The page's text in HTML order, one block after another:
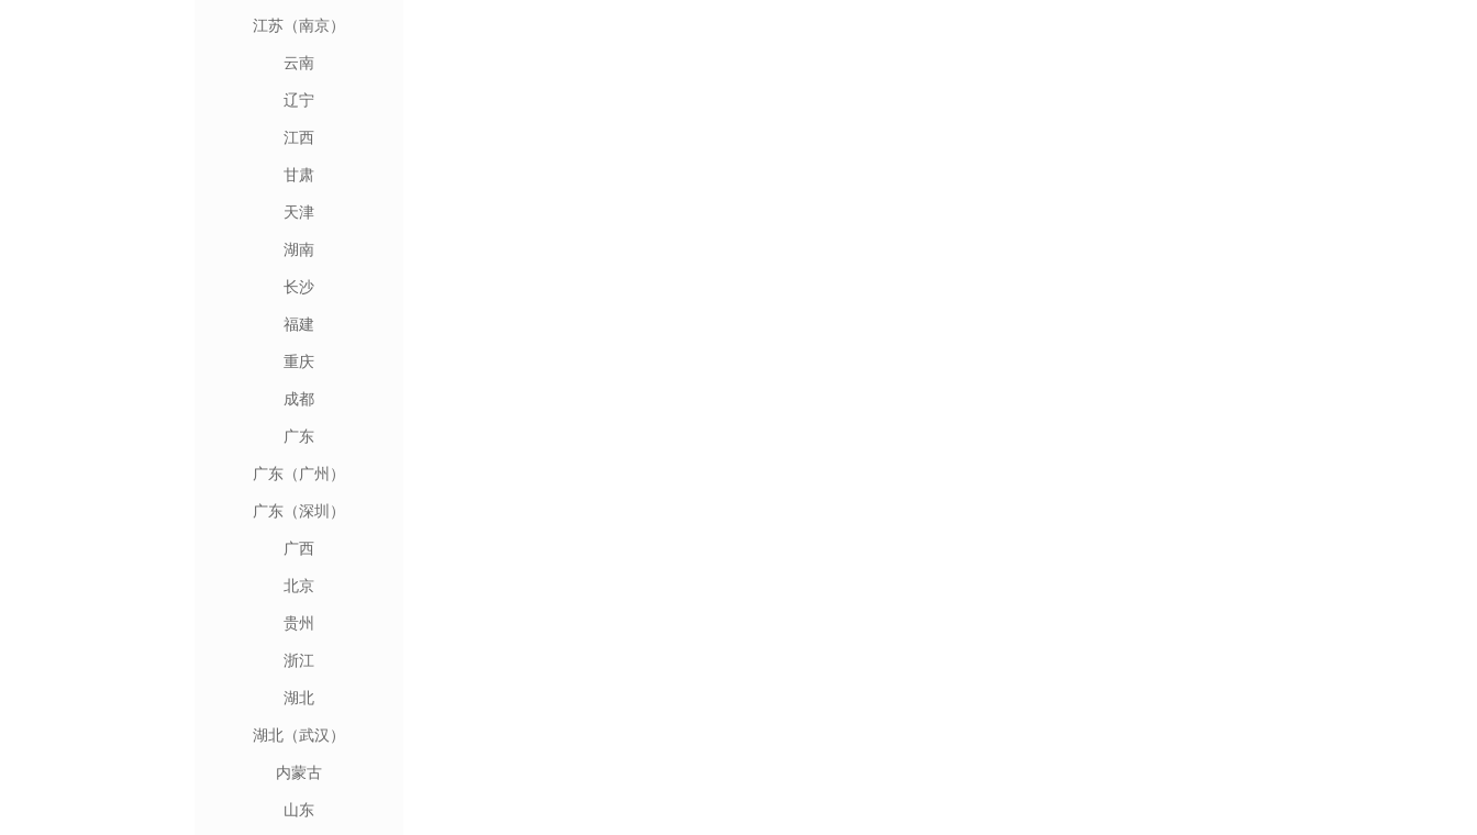
江苏（南京）
云南
辽宁
江西
甘肃
天津
湖南
长沙
福建
重庆
成都
广东
广东（广州）
广东（深圳）
广西
北京
贵州
浙江
湖北
湖北（武汉）
内蒙古
山东